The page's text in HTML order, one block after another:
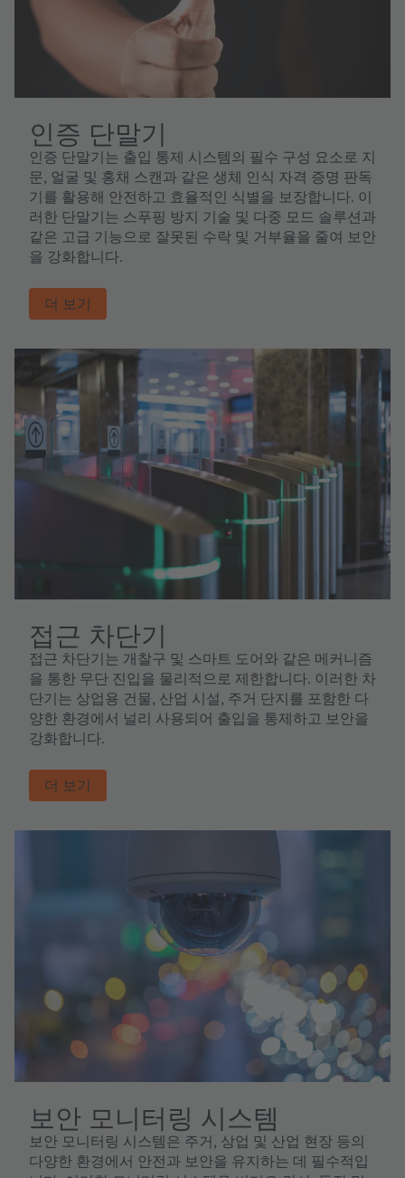
인증 단말기
인증 단말기는 출입 통제 시스템의 필수 구성 요소로 지
문, 얼굴 및 홍채 스캔과 같은 생체 인식 자격 증명 판독
기를 활용해 안전하고 효율적인 식별을 보장합니다. 이
러한 단말기는 스푸핑 방지 기술 및 다중 모드 솔루션과
같은 고급 기능으로 잘못된 수락 및 거부율을 줄여 보안
을 강화합니다.
더 보기
접근 차단기
접근 차단기는 개찰구 및 스마트 도어와 같은 메커니즘
을 통한 무단 진입을 물리적으로 제한합니다. 이러한 차
단기는 상업용 건물, 산업 시설, 주거 단지를 포함한 다
양한 환경에서 널리 사용되어 출입을 통제하고 보안을
강화합니다.
더 보기
보안 모니터링 시스템
보안 모니터링 시스템은 주거, 상업 및 산업 현장 등의
다양한 환경에서 안전과 보안을 유지하는 데 필수적입